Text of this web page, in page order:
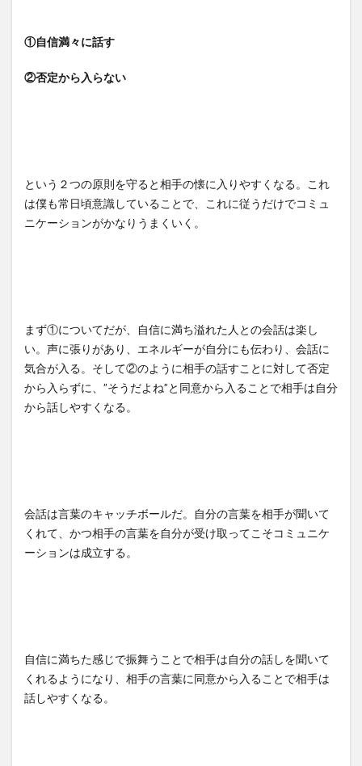
①自信満々に話す
②否定から入らない
という２つの原則を守ると相手の懐に入りやすくなる。これ
は僕も常日頃意識していることで、これに従うだけでコミュ
ニケーションがかなりうまくいく。
まず①についてだが、自信に満ち溢れた人との会話は楽し
い。声に張りがあり、エネルギーが自分にも伝わり、会話に
気合が入る。そして②のように相手の話すことに対して否定
から入らずに、”そうだよね”と同意から入ることで相手は自分
から話しやすくなる。
会話は言葉のキャッチボールだ。自分の言葉を相手が聞いて
くれて、かつ相手の言葉を自分が受け取ってこそコミュニケ
ーションは成立する。
自信に満ちた感じで振舞うことで相手は自分の話しを聞いて
くれるようになり、相手の言葉に同意から入ることで相手は
話しやすくなる。